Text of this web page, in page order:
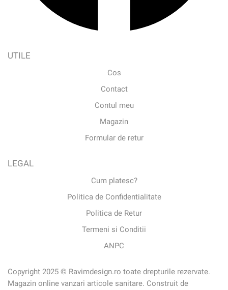
UTILE
Cos
Contact
Contul meu
Magazin
Formular de retur
LEGAL
Cum platesc?
Politica de Confidentialitate
Politica de Retur
Termeni si Conditii
ANPC
Copyright 2025 © Ravimdesign.ro toate drepturile rezervate.
Magazin online vanzari articole sanitare. Construit de